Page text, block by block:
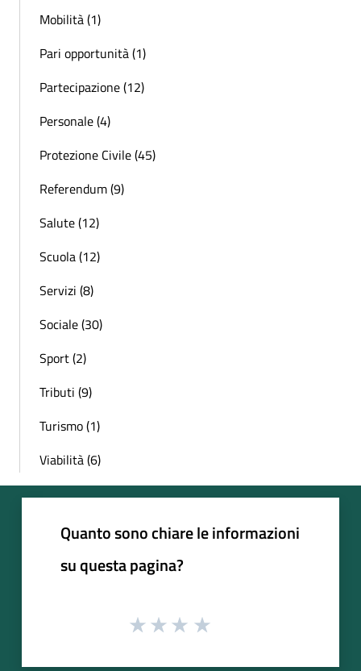
Mobilità (1)
Pari opportunità (1)
Partecipazione (12)
Personale (4)
Protezione Civile (45)
Referendum (9)
Salute (12)
Scuola (12)
Servizi (8)
Sociale (30)
Sport (2)
Tributi (9)
Turismo (1)
Viabilità (6)
Quanto sono chiare le informazioni
su questa pagina?